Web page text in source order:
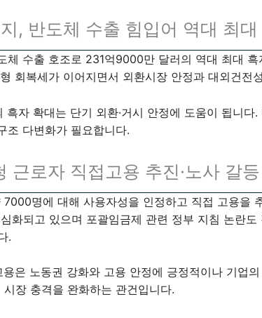
, 반도체 수출 힘입어 역대 최
체 수출 호조로 231억9000만 달러의 역대 최대
회복세가 이어지면서 외환시장 안정과 대외건전
흑자 확대는 단기 외환·거시 안정에 도움이 됩니
조 다변화가 필요합니다.
근로자 직접고용 추진·노사 갈
명에 대해 사용자성을 인정하고 직접 고용을
화되고 있으며 포괄임금제 관련 정부 지침 논란
.
은 노동권 강화와 고용 안정에 긍정적이나 기업
장 충격을 완화하는 관건입니다.